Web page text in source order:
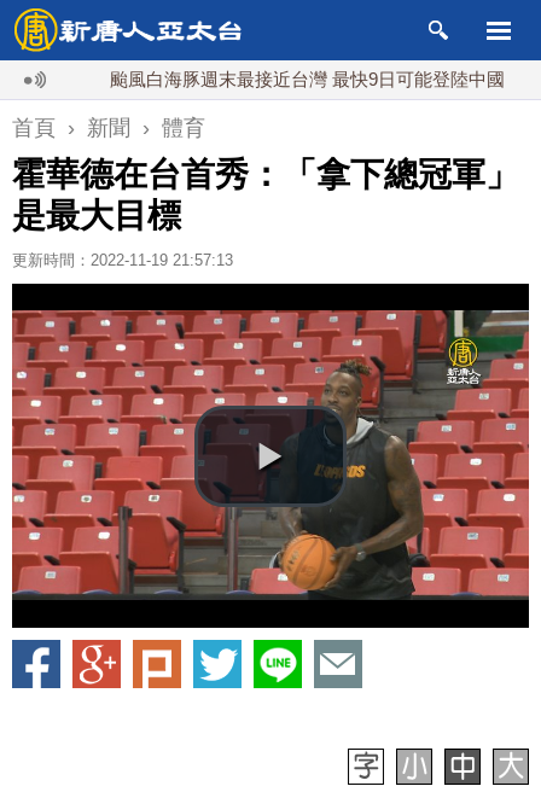
颱風白海豚週末最接近台灣 最快9日可能登陸中國
首頁 › 新聞 › 體育
霍華德在台首秀：「拿下總冠軍」
是最大目標
更新時間：2022-11-19 21:57:13